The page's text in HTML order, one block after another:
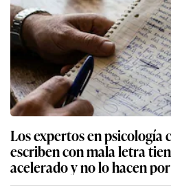
Los expertos en psicología
escriben con mala letra
acelerado y no lo hacen